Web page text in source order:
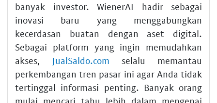
banyak investor. WienerAI hadir sebagai
inovasi baru yang menggabungkan
kecerdasan buatan dengan aset digital.
Sebagai platform yang ingin memudahkan
akses, JualSaldo.com selalu memantau
perkembangan tren pasar ini agar Anda tidak
tertinggal informasi penting. Banyak orang